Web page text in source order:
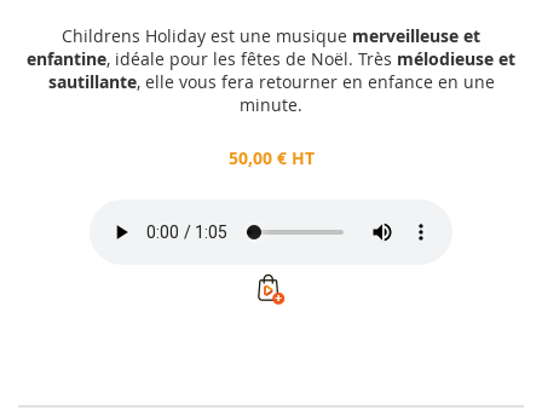
Childrens Holiday est une musique merveilleuse et
enfantine, idéale pour les fêtes de Noël. Très mélodieuse et
sautillante, elle vous fera retourner en enfance en une
minute.
50,00 € HT